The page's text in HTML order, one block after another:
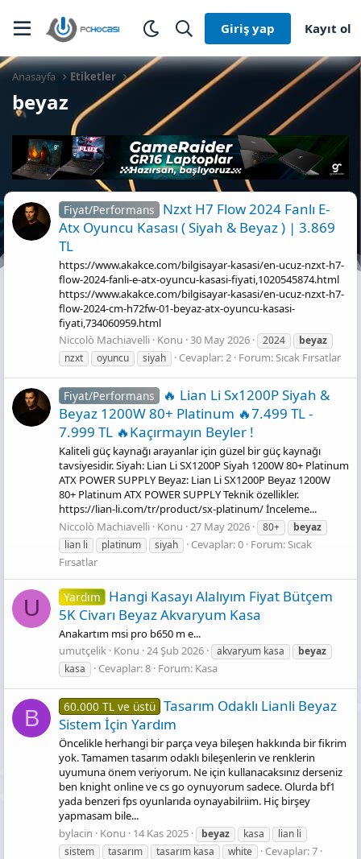
Giriş yap Kayıt ol
Anasayfa Etiketler
beyaz
Fiyat/Performans
Nzxt H7 Flow 2024 Fanlı E-
Atx Oyuncu Kasası ( Siyah & Beyaz ) | 3.869
TL
https://www.akakce.com/bilgisayar-kasasi/en-ucuz-nzxt-h7-
flow-2024-fanli-e-atx-oyuncu-kasasi-fiyati,1020545874.html
https://www.akakce.com/bilgisayar-kasasi/en-ucuz-nzxt-h7-
flow-2024-cm-h72fw-01-beyaz-atx-oyuncu-kasasi-
fiyati,734060959.html
Niccolò Machiavelli Konu 30 May 2026 2024
beyaz
nzxt
oyuncu siyah Cevaplar: 2 Forum:Sıcak Fırsatlar
Fiyat/Performans
🔥 Lian Li Sx1200P Siyah &
Beyaz 1200W 80+ Platinum 🔥7.499 TL -
7.999 TL 🔥Kaçırmayın Beyler !
Kaliteli güç kaynağı arayanlar için güzel bir güç kaynağı
tavsiyesidir. Siyah: Lian Li SX1200P Siyah 1200W 80+ Platinum
ATX POWER SUPPLY Beyaz: Lian Li SX1200P Beyaz 1200W
80+ Platinum ATX POWER SUPPLY Teknik özellikler.
https://lian-li.com/tr/product/sx-platinum/ İnceleme...
Niccolò Machiavelli Konu 27 May 2026 80+
beyaz
lian li
platinum siyah Cevaplar: 0 Forum:Sıcak
Fırsatlar
U Yardım
Hangi Kasayı Alalıyım Fiyat Bütçem
5K Civarı Beyaz Akvaryum Kasa
Anakartım msi pro b650 m e...
umutçelik Konu 24 Şub 2026 akvaryum kasa
beyaz
kasa
Cevaplar: 8 Forum: Kasa
B 60.000 TL ve üstü Tasarım Odaklı Lianli Beyaz
Sistem İçin Yardım
Öncelikle herhangi bir parça veya bileşen hakkında bir fikrim
yok. Tamamen tasarım odaklı bileşenlerin ve renklerin
uyumuna önem veriyorum. Ne için kullanacaksınız derseniz
ben knight online ve cs go oynuyorum sadece. Olurda bf1
yada benzeri fps oyunlarıda oynayabilriim. Hiç birşey
yapmasam bile...
bylacin
Konu 14 Kas 2025 beyaz kasa
lian li
sistem
tasarım tasarım kasa white
Cevaplar: 7